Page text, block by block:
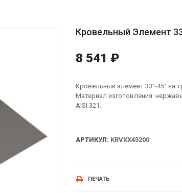
Кровельный Элемент
8 541 ₽
Кровельный элемент 33°-45° на
Материал изготовления:
AISI 321.
АРТИКУЛ: KRVXX45200
ПЕЧАТЬ